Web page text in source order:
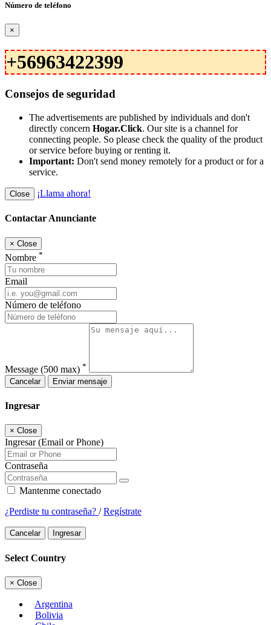
Número de teléfono
×
+56963422399
Consejos de seguridad
The advertisements are published by individuals and don't
directly concern Hogar.Click. Our site is a channel for
connecting people. So please check the quality of the product
or service before buying or renting it.
Important: Don't send money remotely for a product or for a
service.
Close ¡Llama ahora!
Contactar Anunciante
× Close
Nombre *
Email
Número de teléfono
Message (500 max) *
Cancelar
Enviar mensaje
Ingresar
× Close
Ingresar (Email or Phone)
Contraseña
Mantenme conectado
¿Perdiste tu contraseña? /Regístrate
Cancelar Ingresar
Select Country
× Close
Argentina
Bolivia